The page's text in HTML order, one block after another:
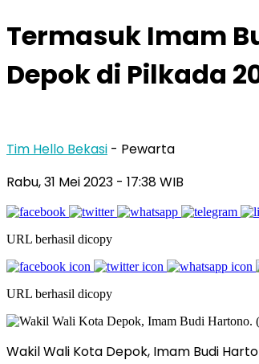
Termasuk Imam
Depok di Pilkada
Tim Hello Bekasi - Pewarta
Rabu, 31 Mei 2023 - 17:38 WIB
URL berhasil dicopy
URL berhasil dicopy
Wakil Wali Kota Depok, Imam Budi